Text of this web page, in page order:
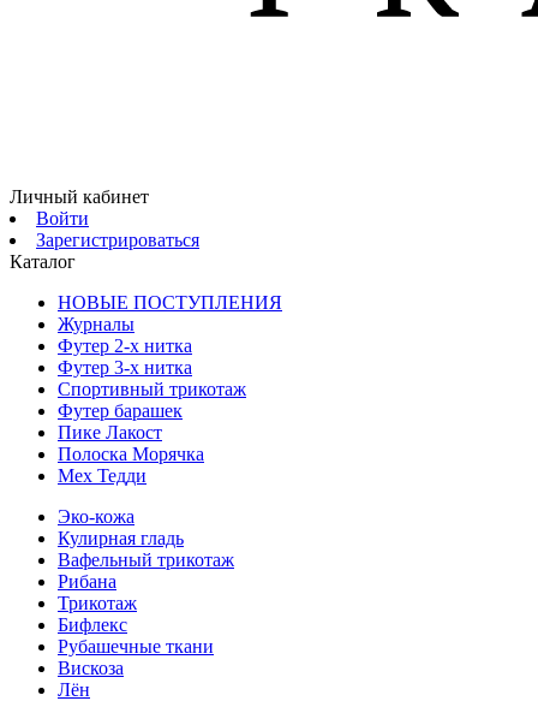
Личный кабинет
Войти
Зарегистрироваться
Каталог
НОВЫЕ ПОСТУПЛЕНИЯ
Журналы
Футер 2-х нитка
Футер 3-х нитка
Спортивный трикотаж
Футер барашек
Пике Лакост
Полоска Морячка
Мех Тедди
Эко-кожа
Кулирная гладь
Вафельный трикотаж
Рибана
Трикотаж
Бифлекс
Рубашечные ткани
Вискоза
Лён